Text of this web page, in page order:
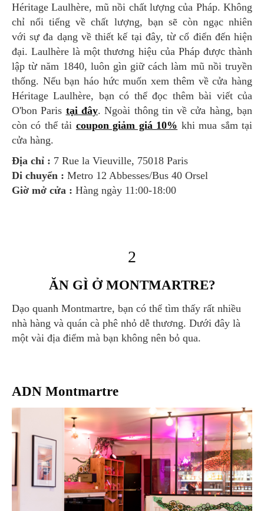
Héritage Laulhère, mũ nồi chất lượng của Pháp. Không
chỉ nổi tiếng về chất lượng, bạn sẽ còn ngạc nhiên
với sự đa dạng về thiết kế tại đây, từ cổ điển đến hiện
đại. Laulhère là một thương hiệu của Pháp được thành
lập từ năm 1840, luôn gìn giữ cách làm mũ nồi truyền
thống. Nếu bạn háo hức muốn xem thêm về cửa hàng
Héritage Laulhère, bạn có thể đọc thêm bài viết của
O'bon Paris tại đây. Ngoài thông tin về cửa hàng, bạn
còn có thể tải coupon giảm giá 10% khi mua sắm tại
cửa hàng.
Địa chỉ : 7 Rue la Vieuville, 75018 Paris
Di chuyển : Metro 12 Abbesses/Bus 40 Orsel
Giờ mở cửa : Hàng ngày 11:00-18:00
2
ĂN GÌ Ở MONTMARTRE?
Dạo quanh Montmartre, bạn có thể tìm thấy rất nhiều
nhà hàng và quán cà phê nhỏ dễ thương. Dưới đây là
một vài địa điểm mà bạn không nên bỏ qua.
ADN Montmartre